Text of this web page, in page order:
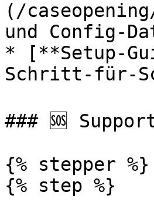
(/
und Config-
* [**Setup-
Schritt-für-
### 🆘
{% stepper %}
{% step %}